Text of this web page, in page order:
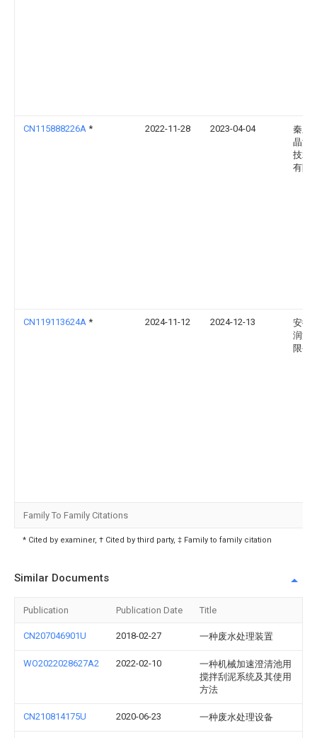
CN115888226A * 2022-11-28 2023-04-04
秦皇
晶源
技术
有限
CN119113624A * 2024-11-12 2024-12-13
安徽
润滑
限公
Family To Family Citations
* Cited by examiner, † Cited by third party, ‡ Family to family citation
Similar Documents
Publication Publication Date Title
CN207046901U 2018-02-27 一种废水处理装置
WO2022028627A2 2022-02-10
一种机械加速澄清池用
搅拌刮泥系统及其使用
方法
CN210814175U 2020-06-23 一种废水处理设备